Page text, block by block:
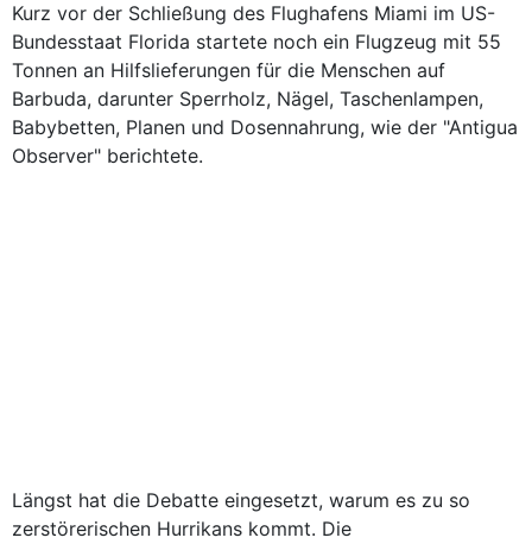
Kurz vor der Schließung des Flughafens Miami im US-
Bundesstaat Florida startete noch ein Flugzeug mit 55
Tonnen an Hilfslieferungen für die Menschen auf
Barbuda, darunter Sperrholz, Nägel, Taschenlampen,
Babybetten, Planen und Dosennahrung, wie der "Antigua
Observer" berichtete.
Längst hat die Debatte eingesetzt, warum es zu so
zerstörerischen Hurrikans kommt. Die